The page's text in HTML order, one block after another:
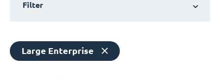
Filter
Large Enterprise